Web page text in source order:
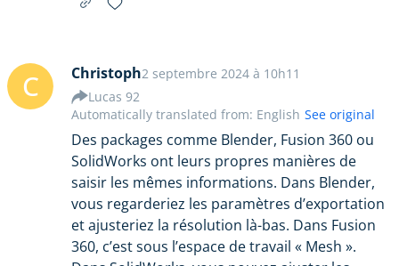
C Christoph2 septembre 2024 à 10h11
Lucas 92
Des packages comme Blender, Fusion 360 ou
SolidWorks ont leurs propres manières de
saisir les mêmes informations. Dans Blender,
vous regarderiez les paramètres d’exportation
et ajusteriez la résolution là-bas. Dans Fusion
360, c’est sous l’espace de travail « Mesh ».
Automatically translated from: English See original